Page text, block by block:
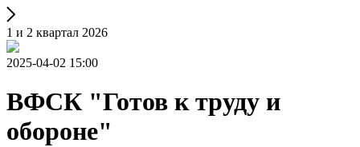
1 и 2 квартал 2026
2025-04-02 15:00
ВФСК "Готов к труду и
обороне"